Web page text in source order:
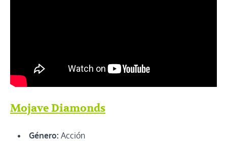
Mojave Diamonds
Género: Acción